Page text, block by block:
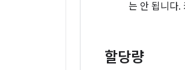
는 안 됩니다.
할당량